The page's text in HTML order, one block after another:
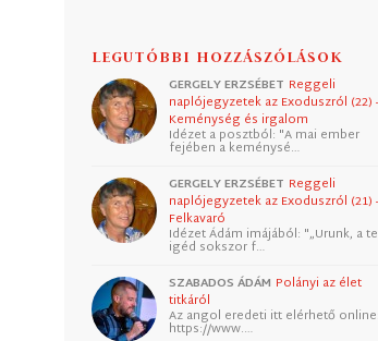
LEGUTÓBBI HOZZÁSZÓLÁSOK
GERGELY ERZSÉBET Reggeli
naplójegyzetek az Exoduszról (22)
Keménység és irgalom
Idézet a posztból: "A mai ember
fejében a keménysé…
GERGELY ERZSÉBET Reggeli
naplójegyzetek az Exoduszról (21)
Felkavaró
Idézet Ádám imájából: "„Urunk, a te
igéd sokszor f…
SZABADOS ÁDÁM Polányi az élet
titkáról
Az angol eredeti itt elérhető online:
https://www.…